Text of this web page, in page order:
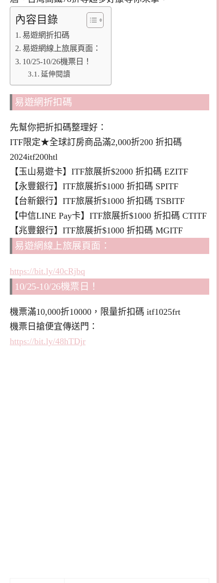
內容目錄
易遊網折扣碼
易遊網線上旅展頁面：
10/25-10/26機票日！
延伸閱讀
易遊網折扣碼
先幫你把折扣碼整理好：
ITF限定★全球訂房商品滿2,000折200 折扣碼
2024itf200htl
【玉山易遊卡】ITF旅展折$2000 折扣碼 EZITF
【永豐銀行】ITF旅展折$1000 折扣碼 SPITF
【台新銀行】ITF旅展折$1000 折扣碼 TSBITF
【中信LINE Pay卡】ITF旅展折$1000 折扣碼 CTITF
【兆豐銀行】ITF旅展折$1000 折扣碼 MGITF
易遊網線上旅展頁面：
https://bit.ly/40cRjbq
10/25-10/26機票日！
機票滿10,000折10000，限量折扣碼 itf1025frt
機票日搶便宜傳送門：
https://bit.ly/48hTDjr